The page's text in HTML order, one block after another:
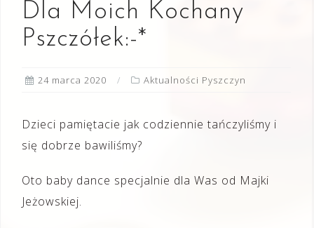
Dla Moich Kochany
Pszczółek:-*
24 marca 2020 Aktualności Pyszczyn
Dzieci pamiętacie jak codziennie tańczyliśmy i
się dobrze bawiliśmy?
Oto baby dance specjalnie dla Was od Majki
Jeżowskiej.